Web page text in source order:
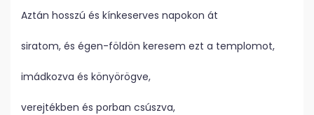
Aztán hosszú és kínkeserves napokon át
siratom, és égen-földön keresem ezt a templomot,
imádkozva és könyörögve,
verejtékben és porban csúszva,